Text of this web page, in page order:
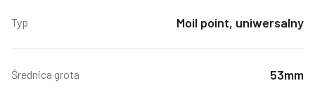
Typ Moil point, uniwersalny
Średnica grota 53mm